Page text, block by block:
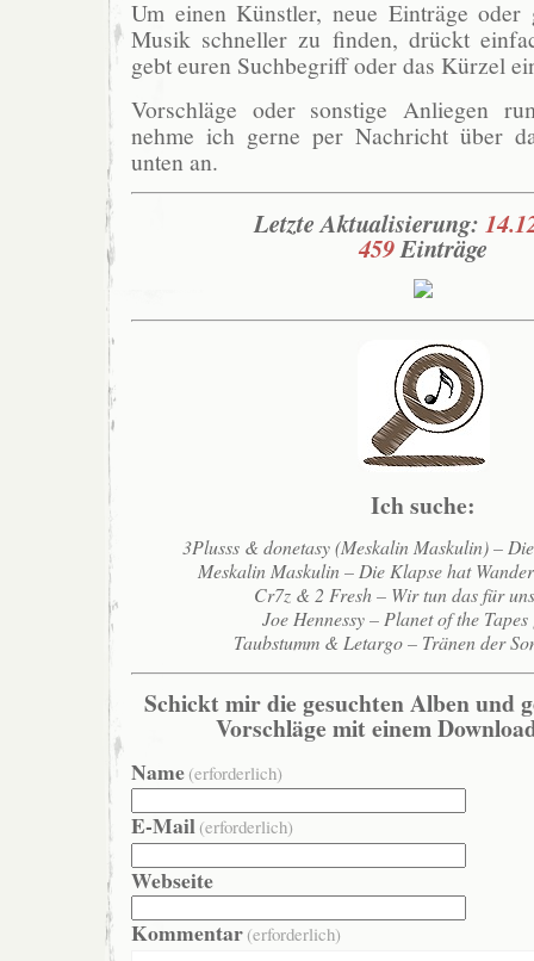
Um einen Künstler, neue Einträge
Musik schneller zu finden, drückt
gebt euren Suchbegriff oder das Kürzel
Vorschläge oder sonstige Anliegen
nehme ich gerne per Nachricht über
unten an.
Letzte Aktualisierung:
459Einträge
Ich suche:
3Plusss & donetasy (Meskalin Maskulin) –
Meskalin Maskulin – Die Klapse hat
Cr7z & 2 Fresh – Wir tun das für
Joe Hennessy – Planet of the
Taubstumm & Letargo – Tränen der
Schickt mir die gesuchten Alben und
Vorschläge mit einem
Name (erforderlich)
E-Mail (erforderlich)
Webseite
Kommentar (erforderlich)